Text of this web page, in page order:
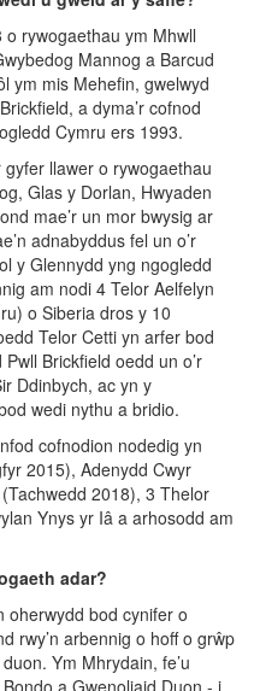
rywogaethau ym Mhwll
Mannog a Barcud
ym mis Mehefin, gwelwyd
a dyma’r cofnod
Cymru ers 1993.
llawer o rywogaethau
Glas y Dorlan, Hwyaden
mae’r un mor bwysig ar
adnabyddus fel un o’r
y Glennydd yng ngogledd
am nodi 4 Telor Aelfelyn
o Siberia dros y 10
Telor Cetti yn arfer bod
Brickfield oedd un o’r
Ddinbych, ac yn y
wedi nythu a bridio.
cofnodion nodedig yn
2015), Adenydd Cwyr
2018), 3 Thelor
Ynys yr Iâ a arhosodd am
adar?
oherwydd bod cynifer o
rwy’n arbennig o hoff o grŵp
Ym Mhrydain, fe’u